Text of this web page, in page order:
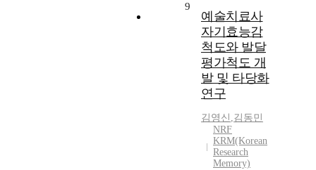
9
예술치료사
자기효능감
척도와 발달
평가척도 개
발 및 타당화
연구
김영신 ,김동민
NRF
KRM(Korean
Research
Memory)